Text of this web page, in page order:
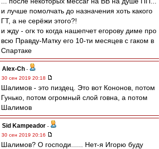
и лучше помолчать до назначения хоть какого
ГТ, а не серёжи этого?!
и жду - огк то когда нашепчет егорову диме про
всю Правду-Матку его 10-ти месяцев с гаком в
Спартаке
Alex-Ch -
30 сен 2019 20:18
Шалимов - это пиздец. Это вот Кононов, потом
Гунько, потом огромный слой говна, а потом
Шалимов
Sid Kampeador -
30 сен 2019 20:16
Шалимов? О господи...... Нет-я Игорю буду